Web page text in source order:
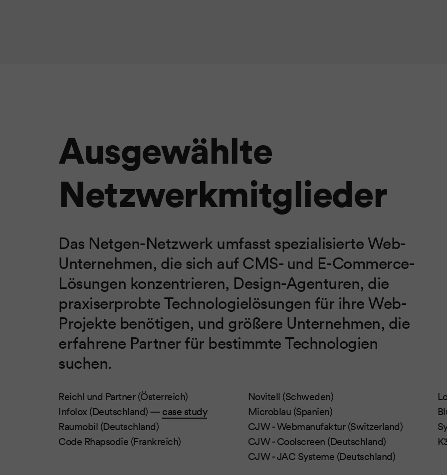
Ausgewählte
Netzwerkmitglieder
Das Netgen-Netzwerk umfasst spezialisierte Web-
Unternehmen, die sich auf CMS- und E-Commerce-
Lösungen konzentrieren, Design-Agenturen, die
praxiserprobte Technologielösungen für ihre Web-
Projekte benötigen, und größere Unternehmen, die
erfahrene Partner für bestimmte Technologien
suchen.
Reichl und Partner (Österreich)
Infolox (Deutschland) —case study
Raumobil (Deutschland)
Code Rhapsodie (Frankreich)
Novitell (Schweden)
Microblau (Spanien)
CJW - Webmanufaktur (Switzerland)
CJW - Coolscreen (Deutschland)
CJW - JAC Systeme (Deutschland)